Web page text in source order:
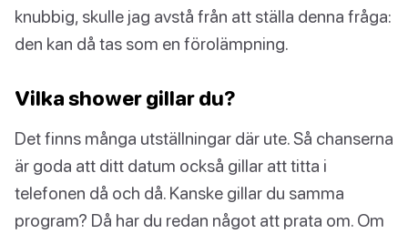
knubbig, skulle jag avstå från att ställa denna fråga:
den kan då tas som en förolämpning.
Vilka shower gillar du?
Det finns många utställningar där ute. Så chanserna
är goda att ditt datum också gillar att titta i
telefonen då och då. Kanske gillar du samma
program? Då har du redan något att prata om. Om